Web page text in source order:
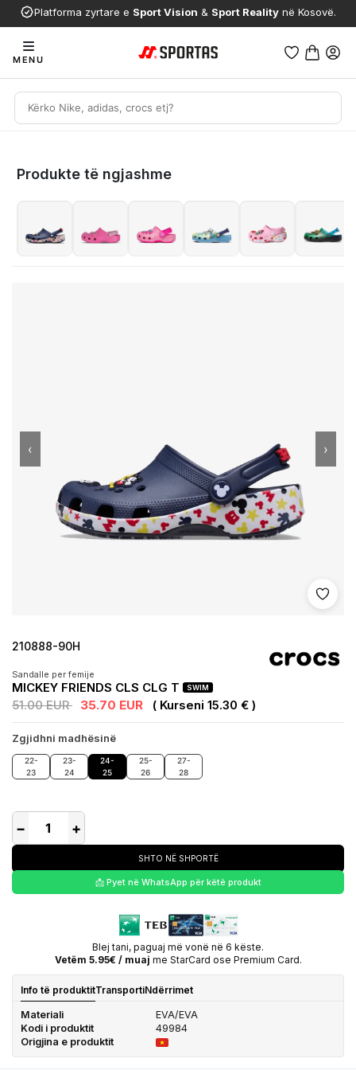
Platforma zyrtare e Sport Vision & Sport Reality në Kosovë.
MENU
Produkte të ngjashme
Shto
‹ ›
210888-90H
Sandalle per femije
MICKEY FRIENDS CLS CLG T SWIM
51.00 EUR 35.70 EUR ( Kurseni 15.30 € )
Zgjidhni madhësinë
22-
23
23-
24
24-
25
25-
26
27-
28
− +
SHTO NË SHPORTË
📩 Pyet në WhatsApp për këtë produkt
Blej tani, paguaj më vonë në 6 këste.
Vetëm 5.95€ / muaj me StarCard ose Premium Card.
Info të produktitTransportiNdërrimet
Materiali
EVA/EVA
Kodi i produktit
49984
Origjina e produktit